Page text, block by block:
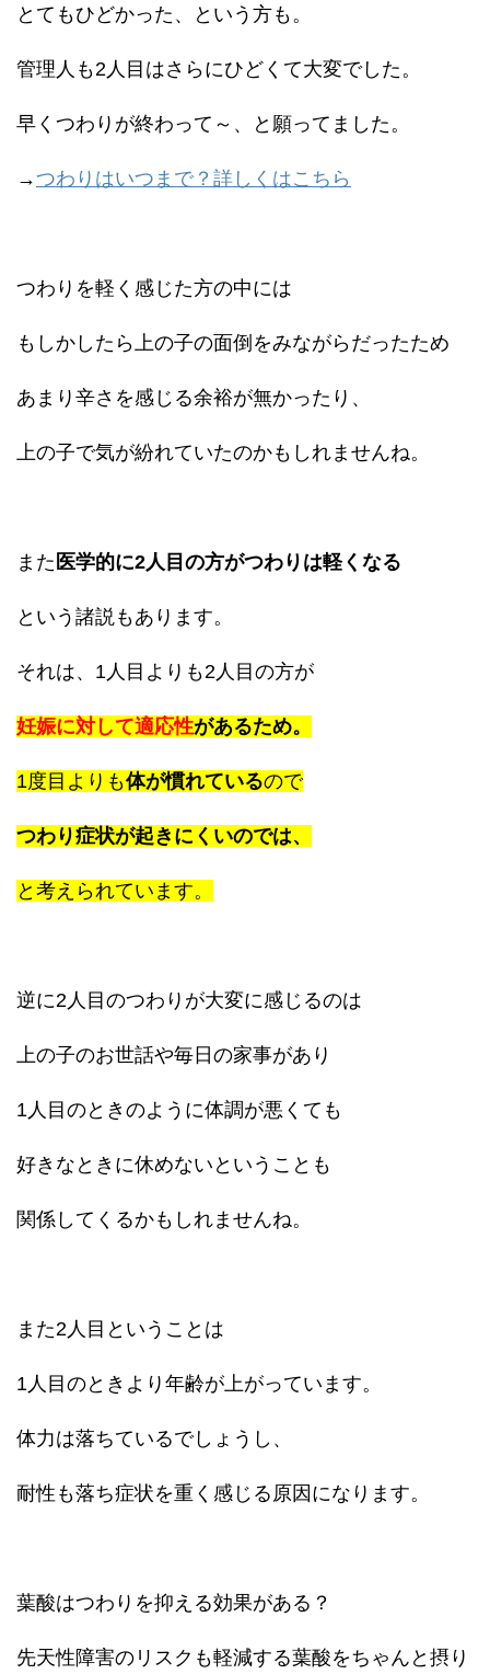
とてもひどかった、という方も。
管理人も2人目はさらにひどくて大変でした。
早くつわりが終わって～、と願ってました。
→つわりはいつまで？詳しくはこちら
つわりを軽く感じた方の中には
もしかしたら上の子の面倒をみながらだったため
あまり辛さを感じる余裕が無かったり、
上の子で気が紛れていたのかもしれませんね。
また 医学的に2人目の方がつわりは軽くなる
という諸説もあります。
それは、1人目よりも2人目の方が
妊娠に対して適応性があるため。
1度目よりも体が慣れているので
つわり症状が起きにくいのでは、
と考えられています。
逆に2人目のつわりが大変に感じるのは
上の子のお世話や毎日の家事があり
1人目のときのように体調が悪くても
好きなときに休めないということも
関係してくるかもしれませんね。
また2人目ということは
1人目のときより年齢が上がっています。
体力は落ちているでしょうし、
耐性も落ち症状を重く感じる原因になります。
葉酸はつわりを抑える効果がある？
先天性障害のリスクも軽減する葉酸をちゃんと摂り